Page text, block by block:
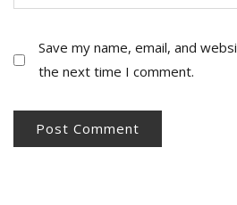
Save my name, email, and
the next time I comment.